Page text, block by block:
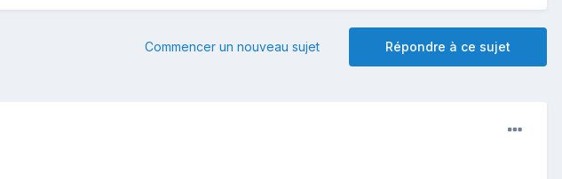
Répondre à ce sujet
Commencer un nouveau sujet